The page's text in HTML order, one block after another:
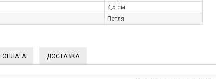
4,5 см
Петля
ОПЛАТА ДОСТАВКА